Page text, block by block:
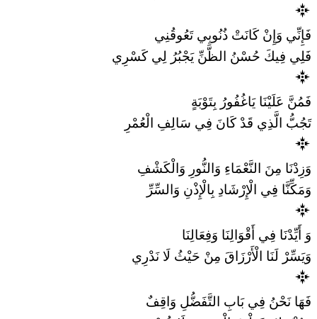
فَإِنِّي وَإِنْ كَانَتْ ذُنُوبِي تَعُوقُنِي
فَلِي فِيكَ حُسْنُ الظَّنِّ يَجْبُرُ لِي كَسْرِي
فَمُنَّ عَلَيْنَا يَاغُفُورُ بِتَوْبَةٍ
تَجُبُّ الَّذِي قَدْ كَانَ فِي سَالِفِ الْعُمْرِ
وَزِدْنَا مِنَ النَّعْمَاءِ وَالنُّورِ وَالْكَشْفِ
وَمَكِّنَّا فِي الْإِرْشَادِ بِالْإِذْنِ وَالسِّرِّ
وَ أَيِّدْنَا فِي أَقْوَالِنَا وَفِعَالِنَا
وَيَسِّرْ لَنَا الْأَرْزَاقَ مِنْ حَيْثُ لَا نَدْرِي
فَهَا نَحْنُ فِي بَابِ التَّفَضُّلِ وَاقِفٌ